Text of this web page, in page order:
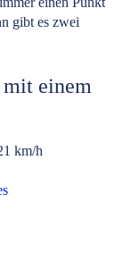
gibt es zwei
einem
km/h